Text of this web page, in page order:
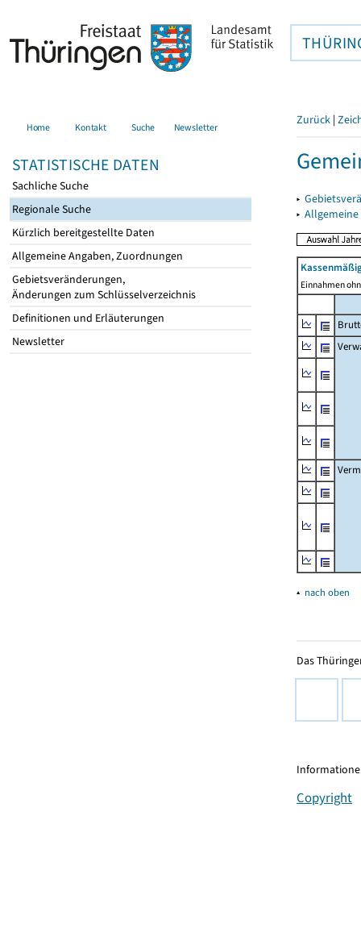
Home Kontakt Suche Newsletter
STATISTISCHE DATEN
Sachliche Suche
Regionale Suche
Kürzlich bereitgestellte Daten
Allgemeine Angaben, Zuordnungen
Gebietsveränderungen,
Änderungen zum Schlüsselverzeichnis
Definitionen und Erläuterungen
Newsletter
Zurück |
▸
▸
Einnahmen
▴ nach oben
Das
Copyright